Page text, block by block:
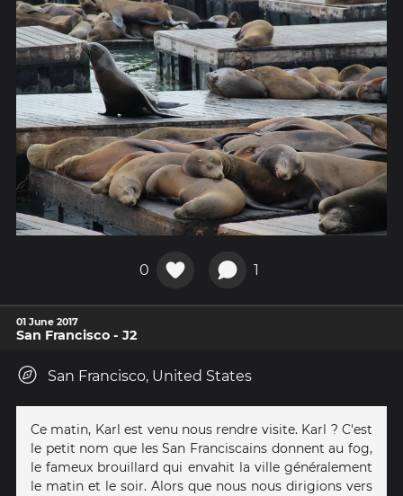
0 1
01 June 2017
San Francisco - J2
San Francisco, United States
Ce matin, Karl est venu nous rendre visite. Karl ? C'est
le petit nom que les San Franciscains donnent au fog,
le fameux brouillard qui envahit la ville généralement
le matin et le soir. Alors que nous nous dirigions vers